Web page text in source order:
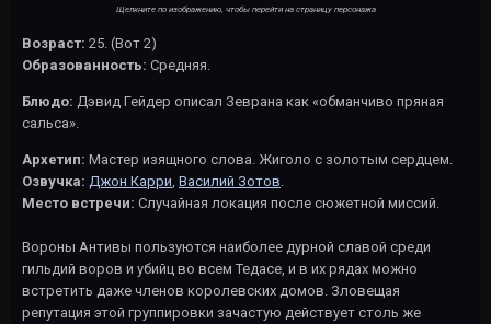
Щелкните по изображению, чтобы перейти на страницу персонажа
Возраст: 25. (Вот 2)
Образованность: Средняя.
Блюдо: Дэвид Гейдер описал Зеврана как «обманчиво пряная
сальса».
Архетип: Мастер изящного слова. Жиголо с золотым сердцем.
Озвучка: Джон Карри Василий Зотов
Место встречи: Случайная локация после сюжетной миссий.
Вороны Антивы пользуются наиболее дурной славой среди
гильдий воров и убийц во всем Тедасе, и в их рядах можно
встретить даже членов королевских домов. Зловещая
репутация этой группировки зачастую действует столь же